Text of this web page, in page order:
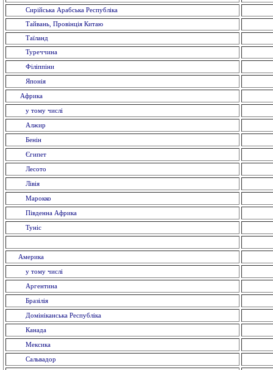
Сирійська Арабська Республіка
Тайвань, Провінція Китаю
Таїланд
Туреччина
Філіппіни
Японія
Африка
у тому числі
Алжир
Бенін
Єгипет
Лесото
Лівія
Марокко
Південна Африка
Туніс
Америка
у тому числі
Аргентина
Бразілія
Домініканська Республіка
Канада
Мексика
Сальвадор